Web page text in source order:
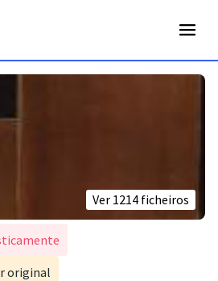
original
Ver 1214 ficheiros